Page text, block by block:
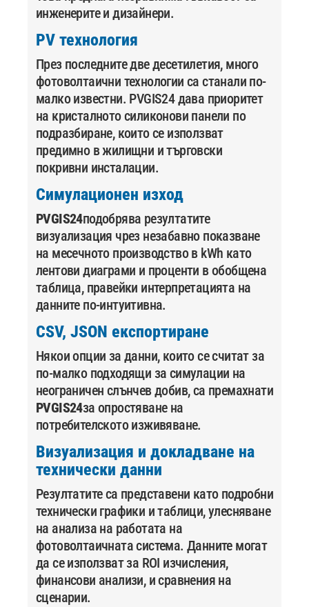
инженерите и дизайнери.
PV технология
През последните две десетилетия, много
фотоволтаични технологии са станали по-
малко известни. PVGIS24 дава приоритет
на кристалното силиконови панели по
подразбиране, които се използват
предимно в жилищни и търговски
покривни инсталации.
Симулационен изход
PVGIS24подобрява резултатите
визуализация чрез незабавно показване
на месечното производство в kWh като
лентови диаграми и проценти в обобщена
таблица, правейки интерпретацията на
данните по-интуитивна.
CSV, JSON експортиране
Някои опции за данни, които се считат за
по-малко подходящи за симулации на
неограничен слънчев добив, са премахнати
PVGIS24за опростяване на
потребителското изживяване.
Визуализация и докладване на
технически данни
Резултатите са представени като подробни
технически графики и таблици, улесняване
на анализа на работата на
фотоволтаичната система. Данните могат
да се използват за ROI изчисления,
финансови анализи, и сравнения на
сценарии.